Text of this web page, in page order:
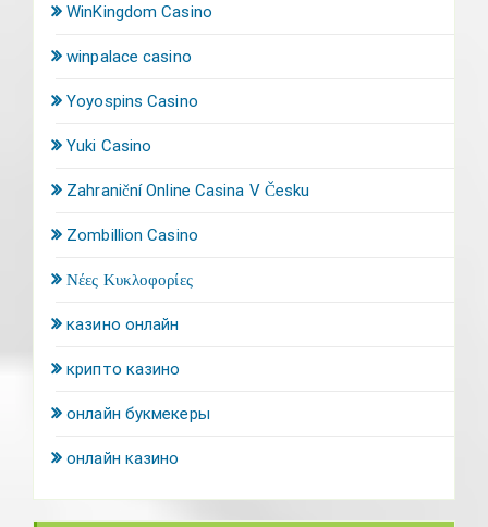
WinKingdom Casino
winpalace casino
Yoyospins Casino
Yuki Casino
Zahraniční Online Casina V Česku
Zombillion Casino
Νέες Κυκλοφορίες
казино онлайн
крипто казино
онлайн букмекеры
онлайн казино